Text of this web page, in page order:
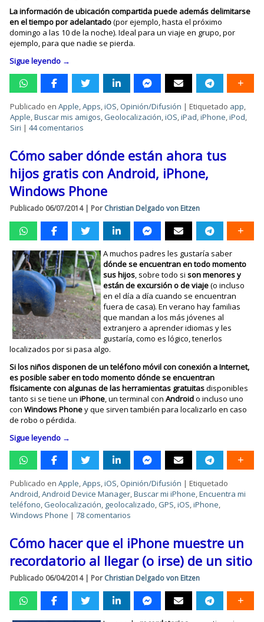
La información de ubicación compartida puede además delimitarse
en el tiempo por adelantado(por ejemplo, hasta el próximo
domingo a las 10 de la noche). Ideal para un viaje en grupo, por
ejemplo, para que nadie se pierda.
Sigue leyendo →
Publicado en Apple,Apps,iOS, Opinión/Difusión |Etiquetado app,
Apple,Buscar mis amigos, Geolocalización,iOS,iPad,iPhone,iPod,
Siri |44 comentarios
Cómo saber dónde están ahora tus
hijos gratis con Android, iPhone,
Windows Phone
Publicado 06/07/2014| Por Christian Delgado von Eitzen
A muchos padres les gustaría saber
dónde se encuentran en todo momento
sus hijos, sobre todo si son menores y
están de excursión o de viaje(o incluso
en el día a día cuando se encuentran
fuera de casa). En verano hay familias
que mandan a los más jóvenes al
extranjero a aprender idiomas y les
gustaría, como es lógico, tenerlos
localizados por si pasa algo.
Si los niños disponen de un teléfono móvil con conexión a Internet,
es posible saber en todo momento dónde se encuentran
físicamente con algunas de las herramientas gratuitasdisponibles
tanto si se tiene uniPhone, un terminal conAndroido incluso uno
conWindows Phoney que sirven también para localizarlo en caso
de robo o pérdida.
Sigue leyendo →
Publicado en Apple,Apps,iOS, Opinión/Difusión |Etiquetado
Android,Android Device Manager,Buscar mi iPhone,Encuentra mi
teléfono, Geolocalización, geolocalizado, GPS,iOS,iPhone,
Windows Phone |78 comentarios
Cómo hacer que el iPhone muestre un
recordatorio al llegar (o irse) de un sitio
Publicado 06/04/2014| Por Christian Delgado von Eitzen